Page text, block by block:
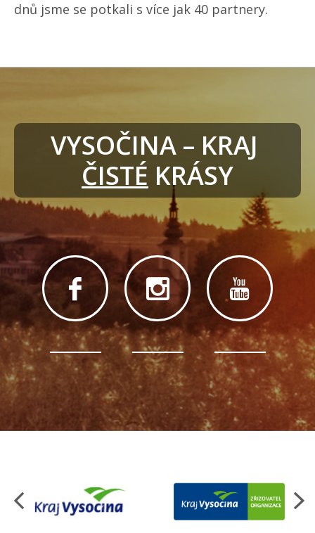
dnů jsme se potkali s více jak 40 partnery.
VYSOČINA – KRAJ
ČISTÉ KRÁSY